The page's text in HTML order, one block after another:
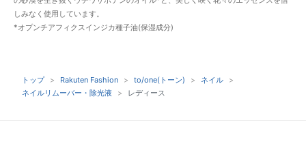
しみなく使用しています。
*オプンチアフィクスインジカ種子油(保湿成分)
トップ Rakuten Fashion to/one(トーン)
ネイル
ネイルリムーバー・除光液
レディース